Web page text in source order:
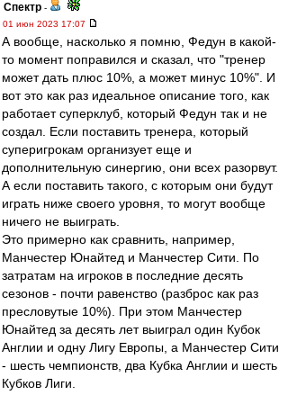
Спектр -
01 июн 2023 17:07
А вообще, насколько я помню, Федун в какой-
то момент поправился и сказал, что "тренер
может дать плюс 10%, а может минус 10%". И
вот это как раз идеальное описание того, как
работает суперклуб, который Федун так и не
создал. Если поставить тренера, который
суперигрокам организует еще и
дополнительную синергию, они всех разорвут.
А если поставить такого, с которым они будут
играть ниже своего уровня, то могут вообще
ничего не выиграть.
Это примерно как сравнить, например,
Манчестер Юнайтед и Манчестер Сити. По
затратам на игроков в последние десять
сезонов - почти равенство (разброс как раз
пресловутые 10%). При этом Манчестер
Юнайтед за десять лет выиграл один Кубок
Англии и одну Лигу Европы, а Манчестер Сити
- шесть чемпионств, два Кубка Англии и шесть
Кубков Лиги.